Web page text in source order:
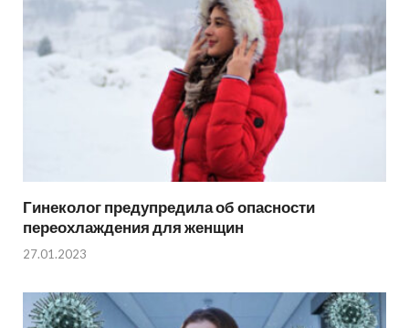
Гинеколог предупредила об опасности
переохлаждения для женщин
27.01.2023